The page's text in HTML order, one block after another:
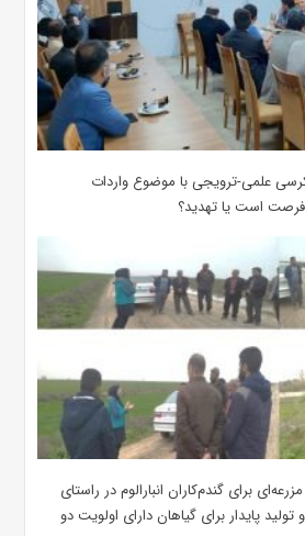
علمی-ترویجی با موضوع واردات
است یا تهدید؟
برای گندم‌کاران انبارالوم در راستای
پایدار برای گیاهان دارای اولویت دو